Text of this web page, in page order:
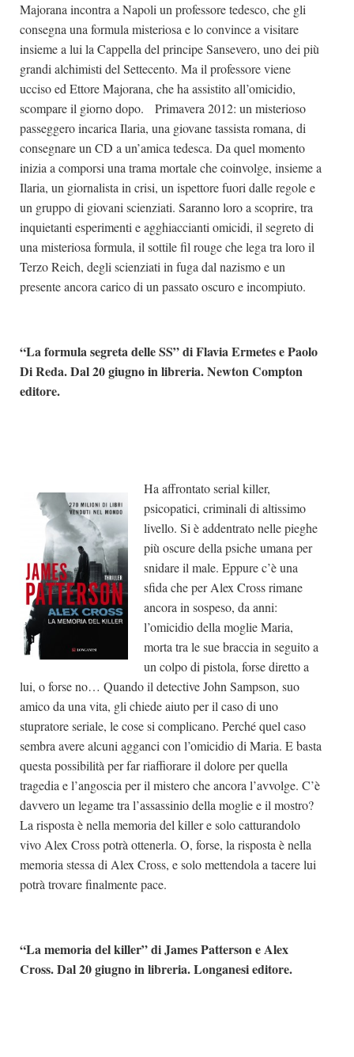
Majorana incontra a Napoli un professore tedesco, che gli
consegna una formula misteriosa e lo convince a visitare
insieme a lui la Cappella del principe Sansevero, uno dei più
grandi alchimisti del Settecento. Ma il professore viene
ucciso ed Ettore Majorana, che ha assistito all’omicidio,
scompare il giorno dopo. Primavera 2012: un misterioso
passeggero incarica Ilaria, una giovane tassista romana, di
consegnare un CD a un’amica tedesca. Da quel momento
inizia a comporsi una trama mortale che coinvolge, insieme a
Ilaria, un giornalista in crisi, un ispettore fuori dalle regole e
un gruppo di giovani scienziati. Saranno loro a scoprire, tra
inquietanti esperimenti e agghiaccianti omicidi, il segreto di
una misteriosa formula, il sottile fil rouge che lega tra loro il
Terzo Reich, degli scienziati in fuga dal nazismo e un
presente ancora carico di un passato oscuro e incompiuto.
“La formula segreta delle SS” diFlavia Ermetes e Paolo
Di Reda. Dal 20 giugno in libreria. Newton Compton
editore.
Ha affrontato serial killer,
psicopatici, criminali di altissimo
livello. Si è addentrato nelle pieghe
più oscure della psiche umana per
snidare il male. Eppure c’è una
sfida che per Alex Cross rimane
ancora in sospeso, da anni:
l’omicidio della moglie Maria,
morta tra le sue braccia in seguito a
un colpo di pistola, forse diretto a
lui, o forse no… Quando il detective John Sampson, suo
amico da una vita, gli chiede aiuto per il caso di uno
stupratore seriale, le cose si complicano. Perché quel caso
sembra avere alcuni agganci con l’omicidio di Maria. E basta
questa possibilità per far riaffiorare il dolore per quella
tragedia e l’angoscia per il mistero che ancora l’avvolge. C’è
davvero un legame tra l’assassinio della moglie e il mostro?
La risposta è nella memoria del killer e solo catturandolo
vivo Alex Cross potrà ottenerla. O, forse, la risposta è nella
memoria stessa di Alex Cross, e solo mettendola a tacere lui
potrà trovare finalmente pace.
“La memoria del killer” di James Patterson e Alex
Cross. Dal 20 giugno in libreria. Longanesi editore.